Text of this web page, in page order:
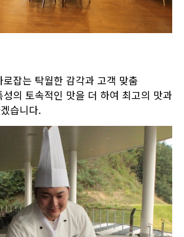
잡는 탁월한 감각과 고객 맞춤
의 토속적인 맛을 더 하여 최고의 맛과
습니다.